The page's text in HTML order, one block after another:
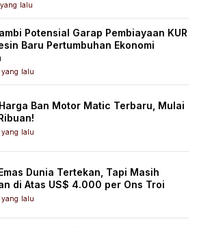
lalu
Potensial Garap Pembiayaan KUR
Baru Pertumbuhan Ekonomi
lalu
Ban Motor Matic Terbaru, Mulai
lalu
Dunia Tertekan, Tapi Masih
di Atas US$ 4.000 per Ons Troi
lalu